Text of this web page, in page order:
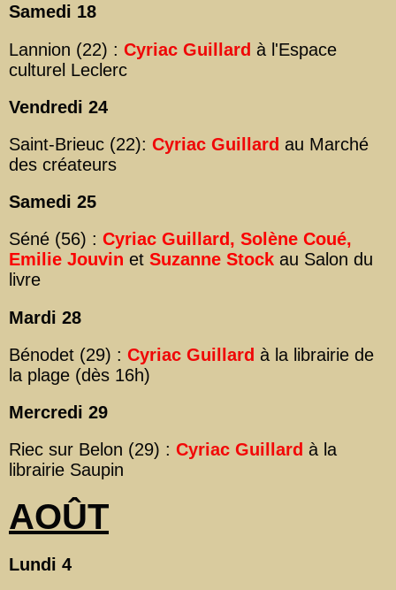
Samedi 18
Lannion (22) : Cyriac Guillard à l'Espace
culturel Leclerc
Vendredi 24
Saint-Brieuc (22): Cyriac Guillard au Marché
des créateurs
Samedi 25
Séné (56) : Cyriac Guillard, Solène Coué,
Emilie Jouvin et Suzanne Stock au Salon du
livre
Mardi 28
Bénodet (29) : Cyriac Guillard à la librairie de
la plage (dès 16h)
Mercredi 29
Riec sur Belon (29) : Cyriac Guillard à la
librairie Saupin
AOÛT
Lundi 4